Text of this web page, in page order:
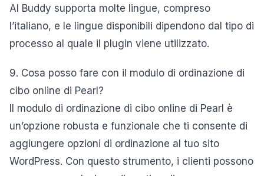
AI Buddy supporta molte lingue, compreso
l’italiano, e le lingue disponibili dipendono dal tipo di
processo al quale il plugin viene utilizzato.
9. Cosa posso fare con il modulo di ordinazione di
cibo online di Pearl?
Il modulo di ordinazione di cibo online di Pearl è
un’opzione robusta e funzionale che ti consente di
aggiungere opzioni di ordinazione al tuo sito
WordPress. Con questo strumento, i clienti possono